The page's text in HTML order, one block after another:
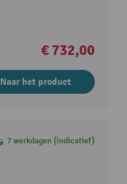
€ 732,00
Naar het product
7 werkdagen (indicatief)